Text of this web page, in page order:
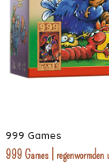
999 Games
999 Games |